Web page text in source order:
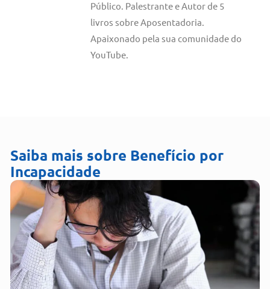
Público. Palestrante e Autor de 5
livros sobre Aposentadoria.
Apaixonado pela sua comunidade do
YouTube.
Saiba mais sobre Benefício por
Incapacidade